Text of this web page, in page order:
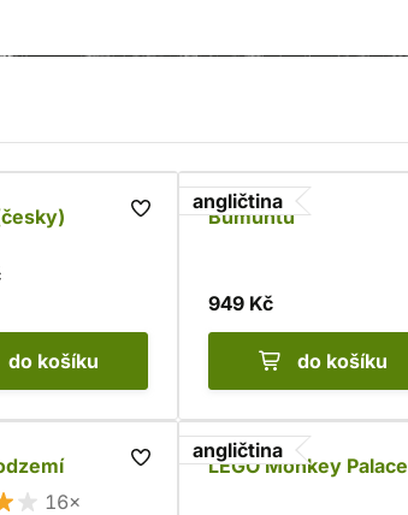
do košíku
angličtina
Bumuntu
949 Kč
do košíku
16×
angličtina
LEGO Monkey Palace